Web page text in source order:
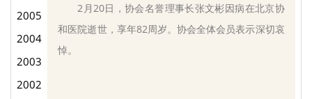
2005
2004
2003
2002
2月20日，协会名誉理事长张文彬因病在北京协
和医院逝世，享年82周岁。协会全体会员表示深切哀
悼。